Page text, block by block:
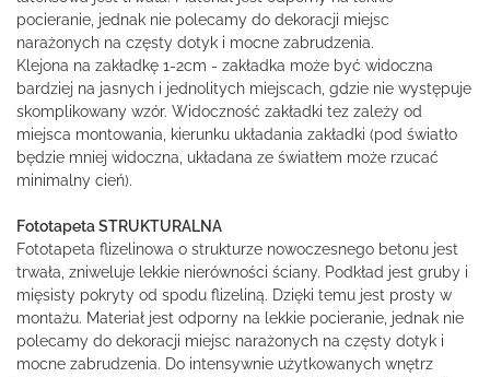
pocieranie, jednak nie polecamy do dekoracji miejsc
narażonych na częsty dotyk i mocne zabrudzenia.
Klejona na zakładkę 1-2cm - zakładka może być widoczna
bardziej na jasnych i jednolitych miejscach, gdzie nie występuje
skomplikowany wzór. Widoczność zakładki tez zależy od
miejsca montowania, kierunku układania zakładki (pod światło
będzie mniej widoczna, układana ze światłem może rzucać
minimalny cień).
Fototapeta STRUKTURALNA
Fototapeta flizelinowa o strukturze nowoczesnego betonu jest
trwała, zniweluje lekkie nierówności ściany. Podkład jest gruby i
mięsisty pokryty od spodu flizeliną. Dzięki temu jest prosty w
montażu. Materiał jest odporny na lekkie pocieranie, jednak nie
polecamy do dekoracji miejsc narażonych na częsty dotyk i
mocne zabrudzenia. Do intensywnie użytkowanych wnętrz